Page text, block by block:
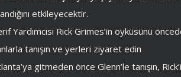
etkileyecektir.
Yardımcısı Rick Grimes’in öyküsünü
tanışın ve yerleri ziyaret edin
gitmeden önce Glenn’le tanışın,